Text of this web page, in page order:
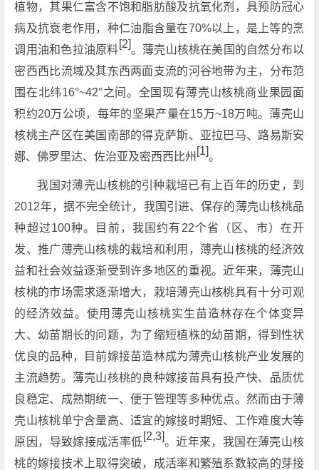
植物，其果仁富含不饱和脂肪酸及抗氧化剂，具预防冠心
病及抗衰老作用，种仁油脂含量在70%以上，是上等的烹
调用油和色拉油原料[2]。薄壳山核桃在美国的自然分布以
密西西比流域及其东西两面支流的河谷地带为主，分布范
围在北纬16°~42°之间。全国现有薄壳山核桃商业果园面
积约20万公顷，每年的坚果产量在15万~18万吨。薄壳山
核桃主产区在美国南部的得克萨斯、亚拉巴马、路易斯安
娜、佛罗里达、佐治亚及密西西比州 [1]。
我国对薄壳山核桃的引种栽培已有上百年的历史，到
2012年，据不完全统计，我国引进、保存的薄壳山核桃品
种超过100种。目前，我国约有22个省（区、市）在开
发、推广薄壳山核桃的栽培和利用，薄壳山核桃的经济效
益和社会效益逐渐受到许多地区的重视。近年来，薄壳山
核桃的市场需求逐渐增大，栽培薄壳山核桃具有十分可观
的经济效益。使用薄壳山核桃实生苗造林存在个体变异
大、幼苗期长的问题，为了缩短植株的幼苗期，得到性状
优良的品种，目前嫁接苗造林成为薄壳山核桃产业发展的
主流趋势。薄壳山核桃的良种嫁接苗具有投产快、品质优
良稳定、成熟期统一、便于管理等多种优点。然而由于薄
壳山核桃单宁含量高、适宜的嫁接时期短、工作难度大等
原因，导致嫁接成活率低[2,3]。近年来，我国在薄壳山核
桃的嫁接技术上取得突破，成活率和繁殖系数较高的芽接